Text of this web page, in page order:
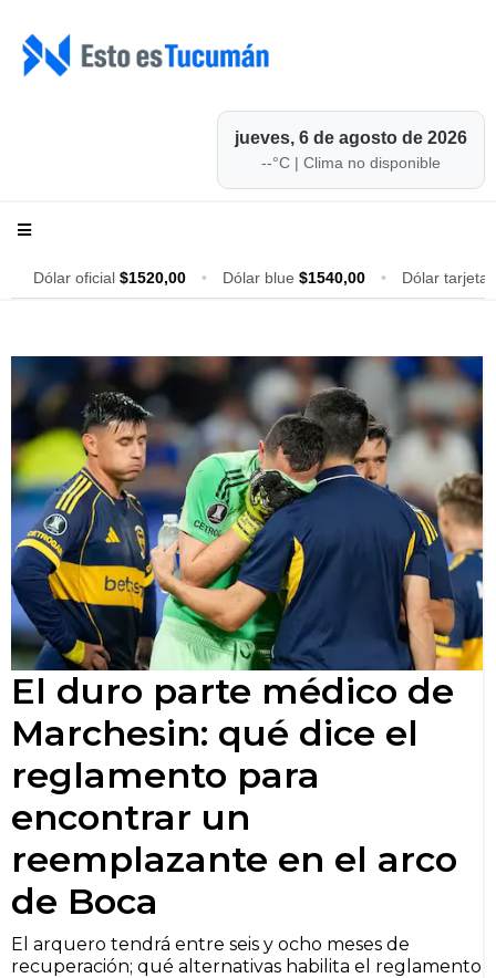
jueves, 6 de agosto de 2026
--°C | Clima no disponible
Dólar oficial $1520,00 • Dólar blue $1540,00 • Dólar tarjeta
El duro parte médico de
Marchesin: qué dice el
reglamento para
encontrar un
reemplazante en el arco
de Boca
El arquero tendrá entre seis y ocho meses de
recuperación; qué alternativas habilita el reglamento